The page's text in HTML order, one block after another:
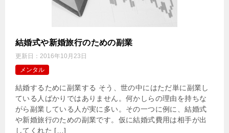
結婚式や新婚旅行のための副業
更新日： 2016年10月23日
メンタル
結婚するために副業する そう、世の中にはただ単に副業し
ている人ばかりではありません。何かしらの理由を持ちな
がら副業している人が実に多い。その一つに例に、結婚式
や新婚旅行のための副業です。仮に結婚式費用は相手が出
してくれた […]